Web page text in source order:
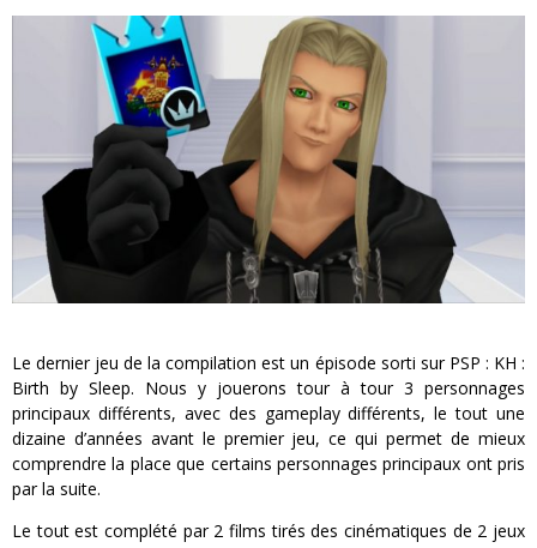
Le dernier jeu de la compilation est un épisode sorti sur PSP : KH :
Birth by Sleep. Nous y jouerons tour à tour 3 personnages
principaux différents, avec des gameplay différents, le tout une
dizaine d’années avant le premier jeu, ce qui permet de mieux
comprendre la place que certains personnages principaux ont pris
par la suite.
Le tout est complété par 2 films tirés des cinématiques de 2 jeux